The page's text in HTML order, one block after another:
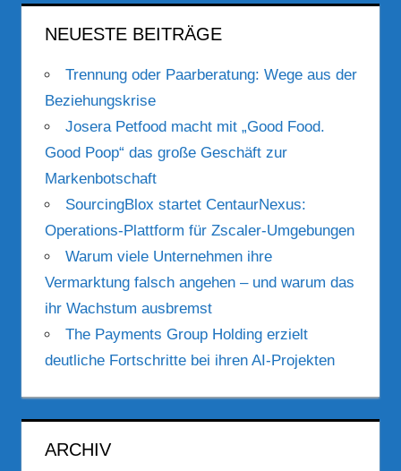
NEUESTE BEITRÄGE
Trennung oder Paarberatung: Wege aus der
Beziehungskrise
Josera Petfood macht mit „Good Food.
Good Poop“ das große Geschäft zur
Markenbotschaft
SourcingBlox startet CentaurNexus:
Operations-Plattform für Zscaler-Umgebungen
Warum viele Unternehmen ihre
Vermarktung falsch angehen – und warum das
ihr Wachstum ausbremst
The Payments Group Holding erzielt
deutliche Fortschritte bei ihren AI-Projekten
ARCHIV